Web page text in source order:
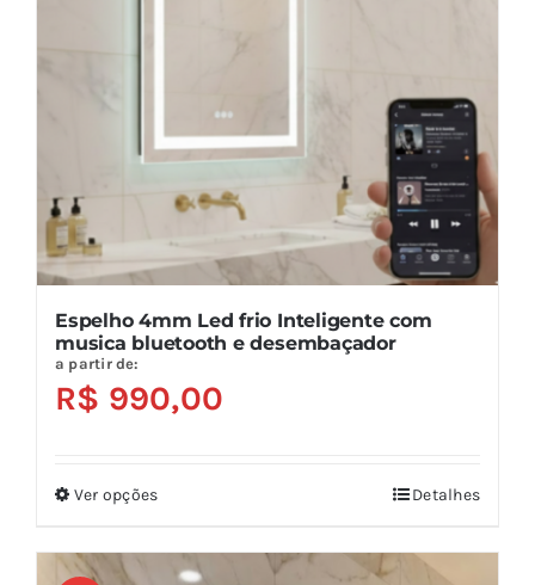
página
produto
Espelho 4mm Led frio Inteligente com
musica bluetooth e desembaçador
a partir de:
R$ 990,00
Ver opçõesEste
tem
Detalhes